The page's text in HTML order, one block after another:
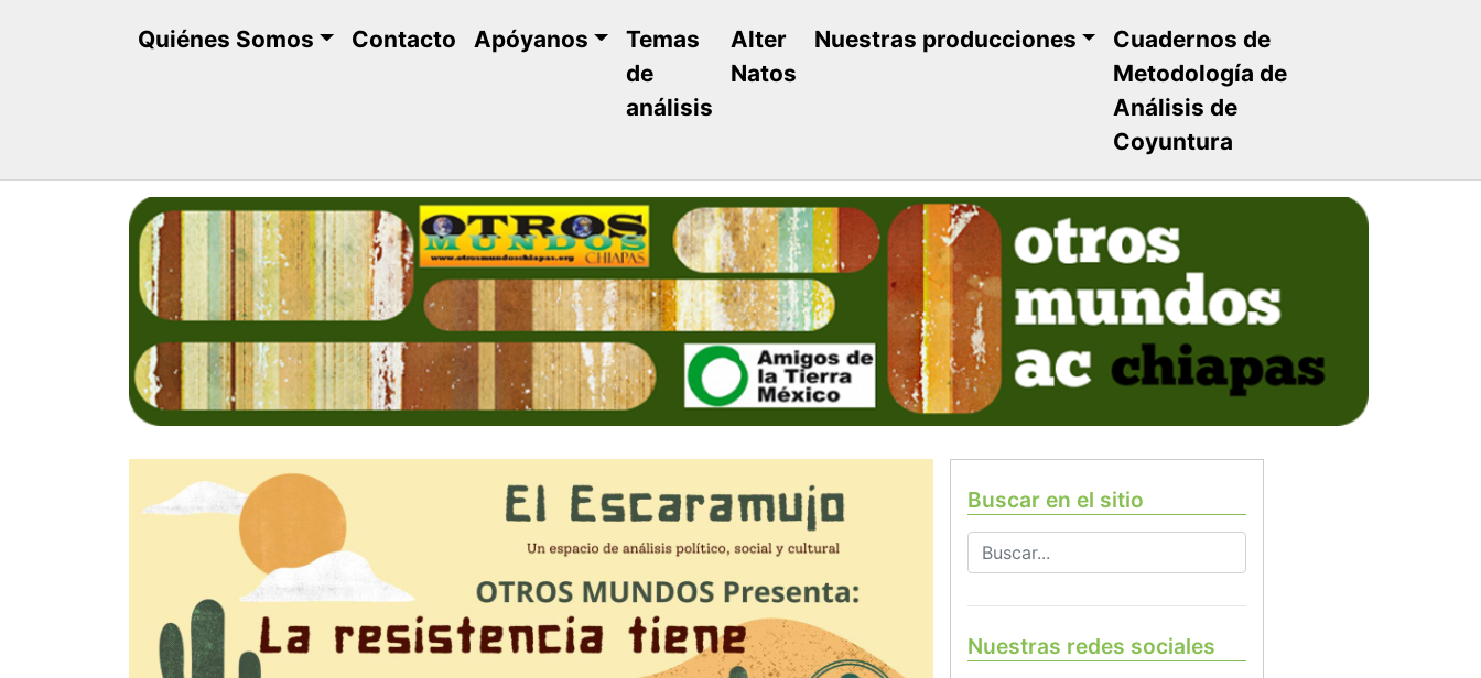
Quiénes Somos Contacto Apóyanos
Temas
de
análisis
Alter
Natos
Nuestras producciones
Cuadernos de
Metodología de
Análisis de
Coyuntura
Buscar en el sitio
Nuestras redes sociales